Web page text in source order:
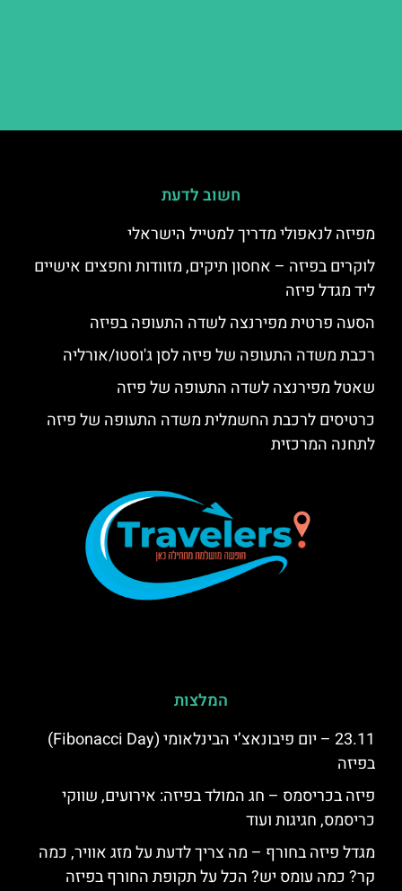
חשוב לדעת
מפיזה לנאפולי מדריך למטייל הישראלי
לוקרים בפיזה – אחסון תיקים, מזוודות וחפצים אישיים
ליד מגדל פיזה
הסעה פרטית מפירנצה לשדה התעופה בפיזה
רכבת משדה התעופה של פיזה לסן ג'וסטו/אורליה
שאטל מפירנצה לשדה התעופה של פיזה
כרטיסים לרכבת החשמלית משדה התעופה של פיזה
לתחנה המרכזית
המלצות
23.11 – יום פיבונאצ’י הבינלאומי (Fibonacci Day)
בפיזה
פיזה בכריסמס – חג המולד בפיזה: אירועים, שווקי
כריסמס, חגיגות ועוד
מגדל פיזה בחורף – מה צריך לדעת על מזג אוויר, כמה
קר? כמה עומס יש? הכל על תקופת החורף בפיזה